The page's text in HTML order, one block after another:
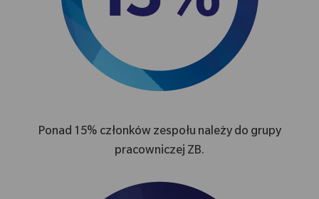
Ponad 15% członków zespołu należy do grupy
pracowniczej ZB.